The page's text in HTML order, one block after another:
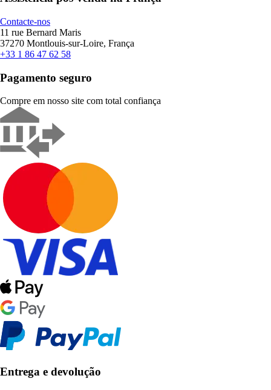
Contacte-nos
11 rue Bernard Maris
37270 Montlouis-sur-Loire, França
+33 1 86 47 62 58
Pagamento seguro
Compre em nosso site com total confiança
Entrega e devolução